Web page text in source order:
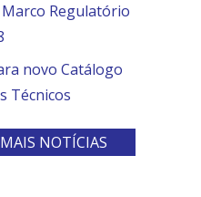
Regulatório
novo Catálogo
Técnicos
MAIS NOTÍCIAS